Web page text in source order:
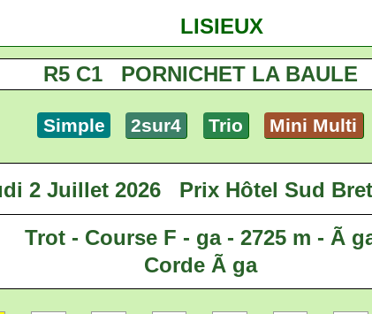
LISIEUX
R5 C1 PORNICHET LA BAULE
Simple 2sur4 Trio Mini Multi
2 Juillet 2026
Prix Hôtel Sud
Trot - Course F - ga - 2725 m - Ã
Corde Ã ga